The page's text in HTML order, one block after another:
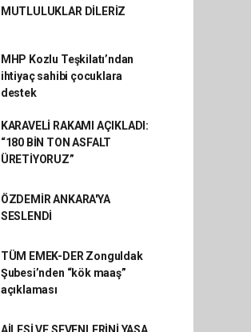
MUTLULUKLAR DİLERİZ
MHP Kozlu Teşkilatı’ndan
ihtiyaç sahibi çocuklara
destek
KARAVELİ RAKAMI AÇIKLADI:
“180 BİN TON ASFALT
ÜRETİYORUZ”
ÖZDEMİR ANKARA'YA
SESLENDİ
TÜM EMEK-DER Zonguldak
Şubesi’nden “kök maaş”
açıklaması